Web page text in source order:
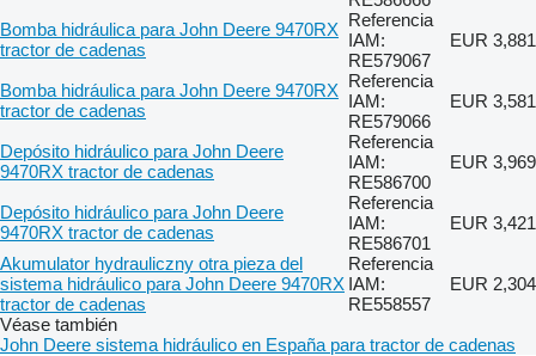
Bomba hidráulica para John Deere 9470RX
tractor de cadenas
Referencia
IAM:
RE579067
EUR 3,881
Bomba hidráulica para John Deere 9470RX
tractor de cadenas
Referencia
IAM:
RE579066
EUR 3,581
Depósito hidráulico para John Deere
9470RX tractor de cadenas
Referencia
IAM:
RE586700
EUR 3,969
Depósito hidráulico para John Deere
9470RX tractor de cadenas
Referencia
IAM:
RE586701
EUR 3,421
Akumulator hydrauliczny otra pieza del
sistema hidráulico para John Deere 9470RX
tractor de cadenas
Referencia
IAM:
RE558557
EUR 2,304
Véase también
John Deere sistema hidráulico en España para tractor de cadenas